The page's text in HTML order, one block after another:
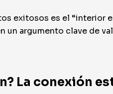
exitosos es el “interior
argumento clave de
La conexión